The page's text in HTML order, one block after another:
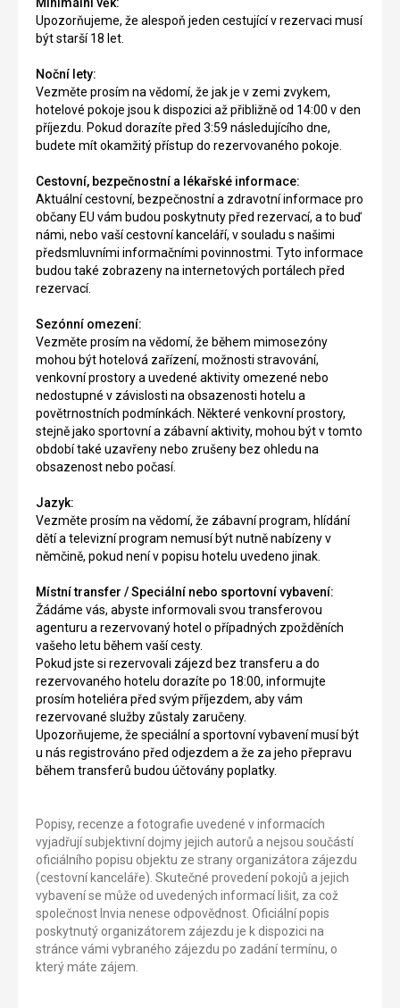
Minimální věk:
Upozorňujeme, že alespoň jeden cestující v rezervaci musí
být starší 18 let.
Noční lety:
Vezměte prosím na vědomí, že jak je v zemi zvykem,
hotelové pokoje jsou k dispozici až přibližně od 14:00 v den
příjezdu. Pokud dorazíte před 3:59 následujícího dne,
budete mít okamžitý přístup do rezervovaného pokoje.
Cestovní, bezpečnostní a lékařské informace:
Aktuální cestovní, bezpečnostní a zdravotní informace pro
občany EU vám budou poskytnuty před rezervací, a to buď
námi, nebo vaší cestovní kanceláří, v souladu s našimi
předsmluvními informačními povinnostmi. Tyto informace
budou také zobrazeny na internetových portálech před
rezervací.
Sezónní omezení:
Vezměte prosím na vědomí, že během mimosezóny
mohou být hotelová zařízení, možnosti stravování,
venkovní prostory a uvedené aktivity omezené nebo
nedostupné v závislosti na obsazenosti hotelu a
povětrnostních podmínkách. Některé venkovní prostory,
stejně jako sportovní a zábavní aktivity, mohou být v tomto
období také uzavřeny nebo zrušeny bez ohledu na
obsazenost nebo počasí.
Jazyk:
Vezměte prosím na vědomí, že zábavní program, hlídání
dětí a televizní program nemusí být nutně nabízeny v
němčině, pokud není v popisu hotelu uvedeno jinak.
Místní transfer / Speciální nebo sportovní vybavení:
Žádáme vás, abyste informovali svou transferovou
agenturu a rezervovaný hotel o případných zpožděních
vašeho letu během vaší cesty.
Pokud jste si rezervovali zájezd bez transferu a do
rezervovaného hotelu dorazíte po 18:00, informujte
prosím hoteliéra před svým příjezdem, aby vám
rezervované služby zůstaly zaručeny.
Upozorňujeme, že speciální a sportovní vybavení musí být
u nás registrováno před odjezdem a že za jeho přepravu
během transferů budou účtovány poplatky.
Popisy, recenze a fotografie uvedené v informacích
vyjadřují subjektivní dojmy jejich autorů a nejsou součástí
oficiálního popisu objektu ze strany organizátora zájezdu
(cestovní kanceláře). Skutečné provedení pokojů a jejich
vybavení se může od uvedených informací lišit, za což
společnost Invia nenese odpovědnost. Oficiální popis
poskytnutý organizátorem zájezdu je k dispozici na
stránce vámi vybraného zájezdu po zadání termínu, o
který máte zájem.